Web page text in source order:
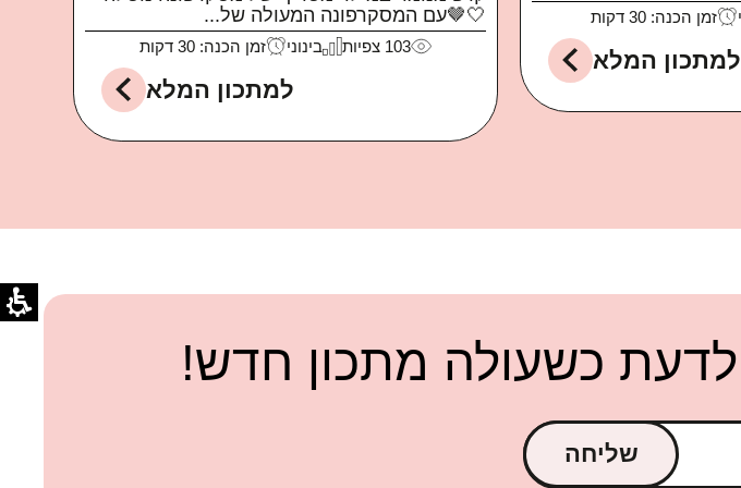
זמן הכנה: 10 דקות
למתכון המלא
134צפיות קל זמן הכנה: 5 דקות
למתכון המלא
לדעת כשעולה מתכון חדש!
שליחה